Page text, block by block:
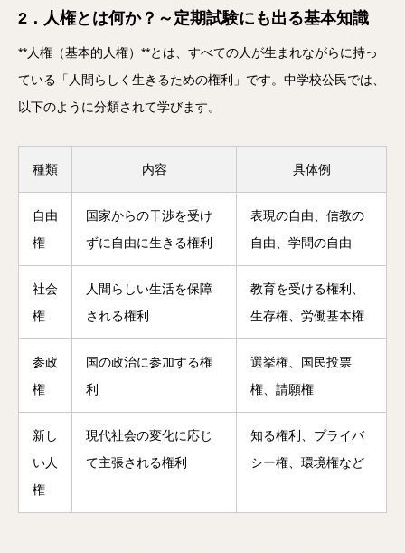
2．人権とは何か？～定期試験にも出る基本知識
**人権（基本的人権）**とは、すべての人が生まれながらに持っ
ている「人間らしく生きるための権利」です。中学校公民では、
以下のように分類されて学びます。
種類 内容 具体例
自由
権
国家からの干渉を受け
ずに自由に生きる権利
表現の自由、信教の
自由、学問の自由
社会
権
人間らしい生活を保障
される権利
教育を受ける権利、
生存権、労働基本権
参政
権
国の政治に参加する権
利
選挙権、国民投票
権、請願権
新し
い人
権
現代社会の変化に応じ
て主張される権利
知る権利、プライバ
シー権、環境権など